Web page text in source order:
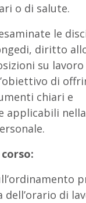
o di salute.
le
diritto
su
di
chiari e
applicabili
dell’orario di